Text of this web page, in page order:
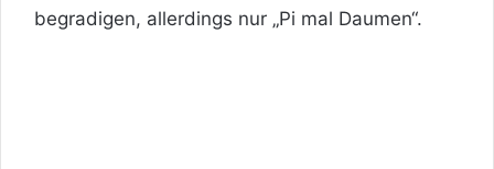
begradigen, allerdings nur „Pi mal Daumen“.